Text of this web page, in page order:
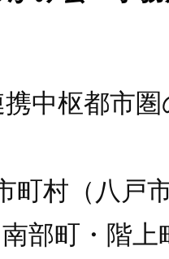
中枢都市
町村（八戸
部町・階